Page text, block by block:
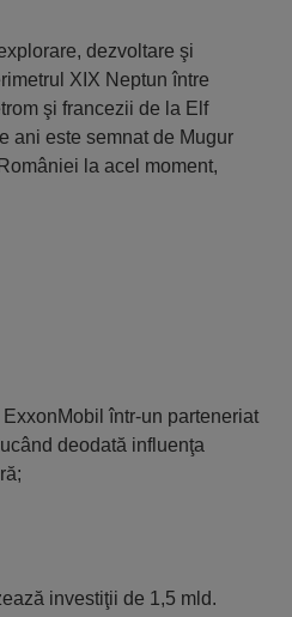
dezvoltare şi
XIX Neptun între
şi francezii de la Elf
ani este semnat de Mugur
la acel moment,
într-un parteneriat
deodată influenţa
investiţii de 1,5 mld.